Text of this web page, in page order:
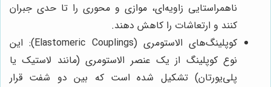
ناهمراستایی زاویه‌ای، موازی و محوری را تا حدی جبران
کنند و ارتعاشات را کاهش دهند.
کوپلینگ‌های الاستومری (Elastomeric Couplings): این
نوع کوپلینگ از یک عنصر الاستومری (مانند لاستیک یا
پلی‌یورتان) تشکیل شده است که بین دو شفت قرار